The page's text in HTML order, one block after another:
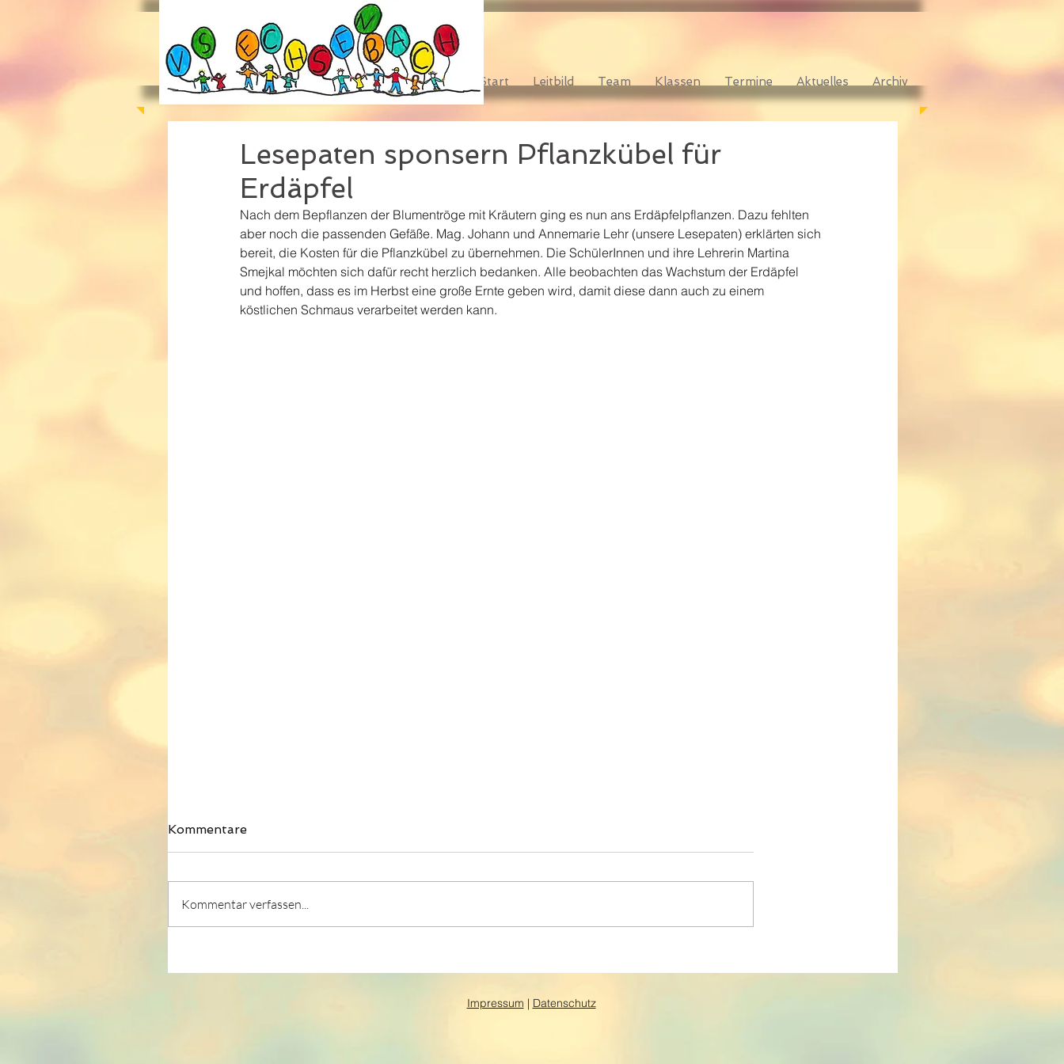
Start Leitbild Team Klassen Termine Aktuelles Archiv
Lesepaten sponsern Pflanzkübel für
Erdäpfel
Nach dem Bepflanzen der Blumentröge mit Kräutern ging es nun ans Erdäpfelpflanzen. Dazu fehlten
aber noch die passenden Gefäße. Mag. Johann und Annemarie Lehr (unsere Lesepaten) erklärten sich
bereit, die Kosten für die Pflanzkübel zu übernehmen. Die SchülerInnen und ihre Lehrerin Martina
Smejkal möchten sich dafür recht herzlich bedanken. Alle beobachten das Wachstum der Erdäpfel
und hoffen, dass es im Herbst eine große Ernte geben wird, damit diese dann auch zu einem
köstlichen Schmaus verarbeitet werden kann.
Kommentare
Kommentar verfassen...
Impressum | Datenschutz